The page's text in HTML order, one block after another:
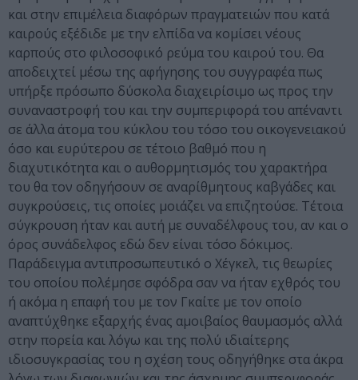
και στην επιμέλεια διαφόρων πραγματειών που κατά
καιρούς εξέδιδε με την ελπίδα να κομίσει νέους
καρπούς στο φιλοσοφικό ρεύμα του καιρού του. Θα
αποδειχτεί μέσω της αφήγησης του συγγραφέα πως
υπήρξε πρόσωπο δύσκολα διαχειρίσιμο ως προς την
συναναστροφή του και την συμπεριφορά του απέναντι
σε άλλα άτομα του κύκλου του τόσο του οικογενειακού
όσο και ευρύτερου σε τέτοιο βαθμό που η
διαχυτικότητα και ο αυθορμητισμός του χαρακτήρα
του θα τον οδηγήσουν σε αναρίθμητους καβγάδες και
συγκρούσεις, τις οποίες μοιάζει να επιζητούσε. Τέτοια
σύγκρουση ήταν και αυτή με συναδέλφους του, αν και ο
όρος συνάδελφος εδώ δεν είναι τόσο δόκιμος.
Παράδειγμα αντιπροσωπευτικό ο Χέγκελ, τις θεωρίες
του οποίου πολέμησε σφόδρα σαν να ήταν εχθρός του
ή ακόμα η επαφή του με τον Γκαίτε με τον οποίο
αναπτύχθηκε εξαρχής ένας αμοιβαίος θαυμασμός αλλά
στην πορεία και λόγω και της πολύ ιδιαίτερης
ιδιοσυγκρασίας του η σχέση τους οδηγήθηκε στα άκρα